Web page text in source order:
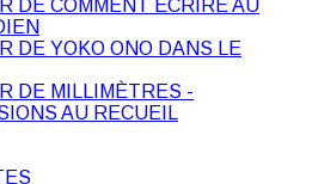
DE COMMENT ÉCRIRE AU
DE YOKO ONO DANS LE
DE MILLIMÈTRES -
AU RECUEIL